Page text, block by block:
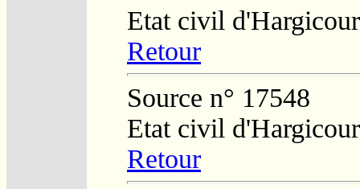
Etat civil
Retour
Source n° 17548
Etat civil
Retour